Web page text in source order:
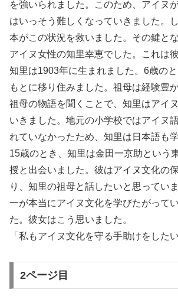
を強いられました。このため、アイヌ
はいっそう難しくなっていきました。
本がこの状況を救いました。その鍵と
アイヌ女性の知里幸恵でした。これは
知里は1903年に生まれました。6歳の
もとに移り住みました。祖母は経験豊
祖母の物語を聞くことで、知里はアイ
いきました。地元の小学校ではアイヌ
れていなかったため、知里は日本語も学
15歳のとき、知里は金田一京助という
授と出会いました。彼はアイヌ文化の
り、知里の祖母と話したいと思ってい
一が本当にアイヌ文化を学びたがって
た。彼女はこう思いました。
「私もアイヌ文化を守る手助けをしたい
2ページ目